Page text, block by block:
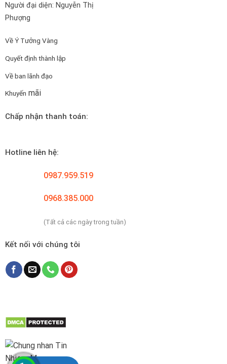
Người đại diện: Nguyễn Thị
Phượng
Về Ý Tưởng Vàng
Quyết định thành lập
Về ban lãnh đạo
Khuyến mãi
Chấp nhận thanh toán:
Hotline liên hệ:
0987.959.519
0968.385.000
(Tất cả các ngày trong tuần)
Kết nối với chúng tôi